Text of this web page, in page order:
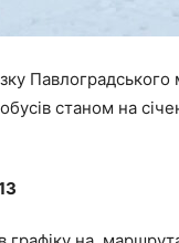
станом на